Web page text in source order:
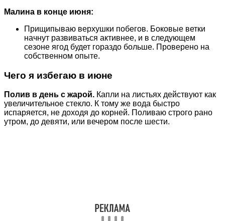
Малина в конце июня:
Прищипываю верхушки побегов. Боковые ветки
начнут развиваться активнее, и в следующем
сезоне ягод будет гораздо больше. Проверено на
собственном опыте.
Чего я избегаю в июне
Полив в день с жарой. Капли на листьях действуют как
увеличительное стекло. К тому же вода быстро
испаряется, не доходя до корней. Поливаю строго рано
утром, до девяти, или вечером после шести.